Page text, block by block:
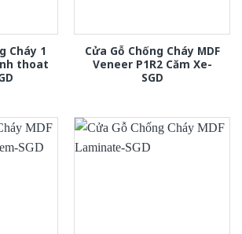
Cháy 1
thoat
Cửa Gỗ Chống Cháy MDF
Veneer P1R2 Căm Xe-
SGD